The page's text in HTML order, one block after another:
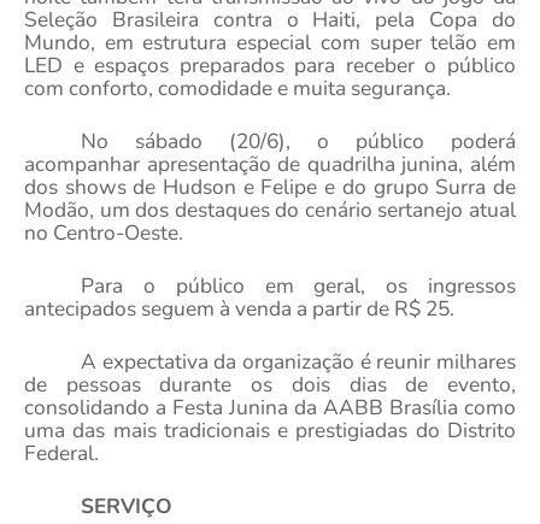
Seleção Brasileira contra o Haiti, pela Copa do
Mundo, em estrutura especial com super telão em
LED e espaços preparados para receber o público
com conforto, comodidade e muita segurança.
No sábado (20/6), o público poderá
acompanhar apresentação de quadrilha junina, além
dos shows de Hudson e Felipe e do grupo Surra de
Modão, um dos destaques do cenário sertanejo atual
no Centro-Oeste.
Para o público em geral, os ingressos
antecipados seguem à venda a partir de R$ 25.
A expectativa da organização é reunir milhares
de pessoas durante os dois dias de evento,
consolidando a Festa Junina da AABB Brasília como
uma das mais tradicionais e prestigiadas do Distrito
Federal.
SERVIÇO